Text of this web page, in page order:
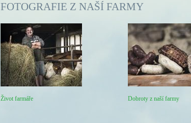
FOTOGRAFIE Z NAŠÍ FARMY
Život farmáře Dobroty z naší farmy